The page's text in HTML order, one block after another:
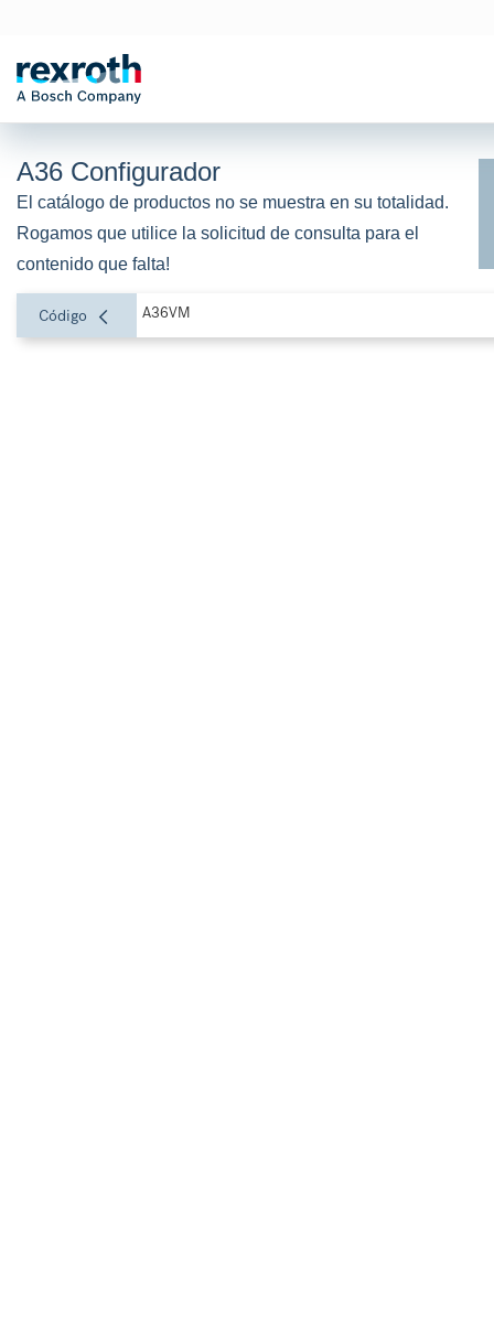
A36 Configurador
El catálogo de productos no se muestra en su totalidad.
Rogamos que utilice la solicitud de consulta para el
contenido que falta!
Código A36VM